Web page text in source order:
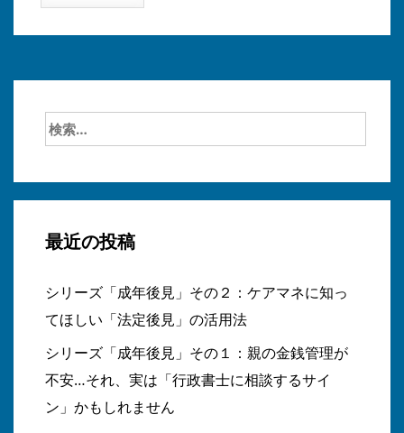
索:
最近の投稿
シリーズ「成年後見」その２：ケアマネに知っ
てほしい「法定後見」の活用法
シリーズ「成年後見」その１：親の金銭管理が
不安…それ、実は「行政書士に相談するサイ
ン」かもしれません